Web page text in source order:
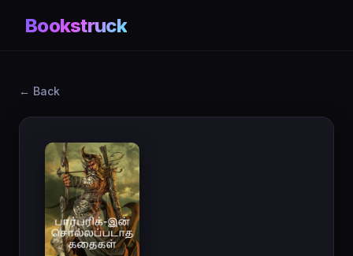
Bookstruck
← Back